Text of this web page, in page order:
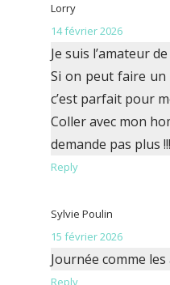
Lorry
14 février 2026
Je suis l’amateur
Si on peut faire un
c’est parfait pour
Coller avec mon
demande pas plus
Reply
Sylvie Poulin
15 février 2026
Journée comme
Reply